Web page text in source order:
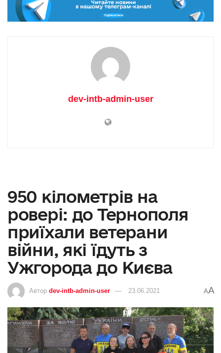
dev-intb-admin-user
950 кілометрів на
ровері: до Тернополя
приїхали ветерани
війни, які їдуть з
Ужгорода до Києва
Автор dev-intb-admin-user 23.06.2021 AA